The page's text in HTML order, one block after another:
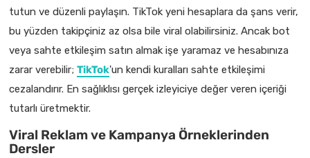
tutun ve düzenli paylaşın. TikTok yeni hesaplara da şans verir,
bu yüzden takipçiniz az olsa bile viral olabilirsiniz. Ancak bot
veya sahte etkileşim satın almak işe yaramaz ve hesabınıza
zarar verebilir; TikTok'un kendi kuralları sahte etkileşimi
cezalandırır. En sağlıklısı gerçek izleyiciye değer veren içeriği
tutarlı üretmektir.
Viral Reklam ve Kampanya Örneklerinden
Dersler